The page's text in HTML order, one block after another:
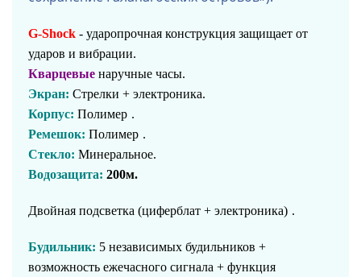
G-Shock - ударопрочная конструкция защищает от
ударов и вибрации.
Кварцевые наручные часы.
Экран: Стрелки + электроника.
Корпус: Полимер .
Ремешок: Полимер .
Стекло: Минеральное.
Водозащита: 200м.
Двойная подсветка (циферблат + электроника) .
Будильник: 5 независимых будильников +
возможность ежечасного сигнала + функция